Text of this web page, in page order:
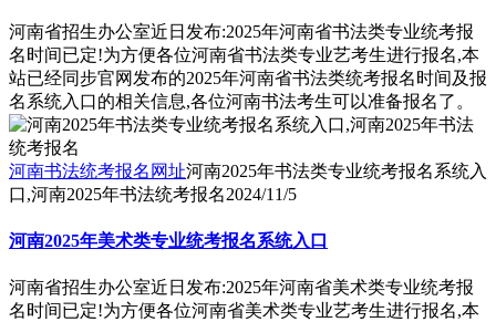
河南省招生办公室近日发布:2025年河南省书法类专业统考报
名时间已定!为方便各位河南省书法类专业艺考生进行报名,本
站已经同步官网发布的2025年河南省书法类统考报名时间及报
名系统入口的相关信息,各位河南书法考生可以准备报名了。
河南书法统考报名网址河南2025年书法类专业统考报名系统入
口,河南2025年书法统考报名2024/11/5
河南2025年美术类专业统考报名系统入口
河南省招生办公室近日发布:2025年河南省美术类专业统考报
名时间已定!为方便各位河南省美术类专业艺考生进行报名,本